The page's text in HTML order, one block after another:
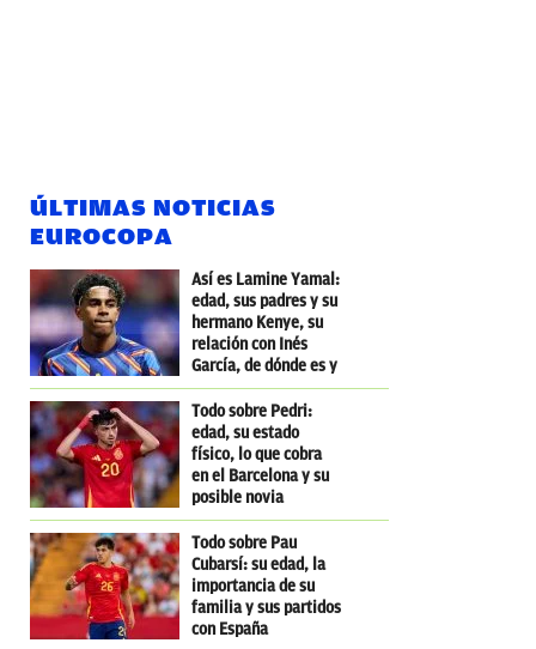
ÚLTIMAS NOTICIAS
EUROCOPA
Así es Lamine Yamal:
edad, sus padres y su
hermano Kenye, su
relación con Inés
García, de dónde es y
dónde nació
Todo sobre Pedri:
edad, su estado
físico, lo que cobra
en el Barcelona y su
posible novia
influencer
Todo sobre Pau
Cubarsí: su edad, la
importancia de su
familia y sus partidos
con España